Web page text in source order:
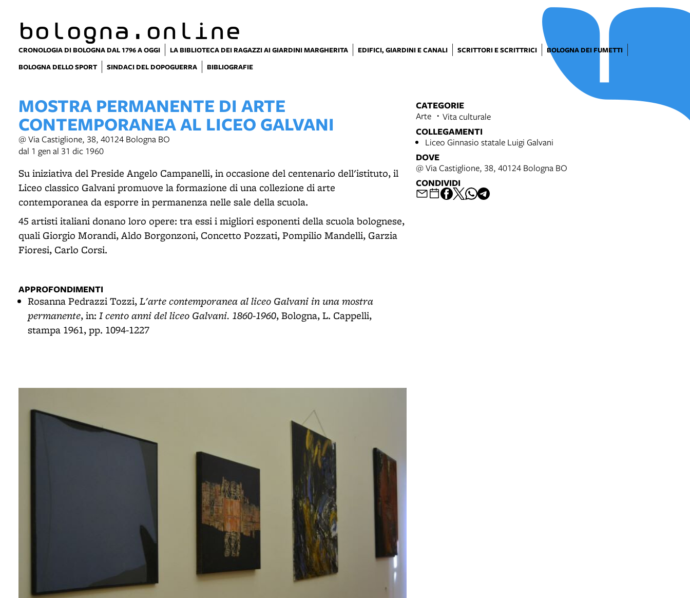
bologna.online
CRONOLOGIA DI BOLOGNA DAL 1796 A OGGI LA BIBLIOTECA DEI RAGAZZI AI GIARDINI MARGHERITA EDIFICI, GIARDINI E CANALI SCRITTORI E SCRITTRICI
BOLOGNA DEI FUMETTI
BOLOGNA DELLO SPORT
SINDACI DEL DOPOGUERRA BIBLIOGRAFIE
MOSTRA PERMANENTE DI ARTE
CONTEMPORANEA AL LICEO GALVANI
@ Via Castiglione, 38, 40124 Bologna BO
dal 1 gen al 31 dic 1960
Su iniziativa del Preside Angelo Campanelli, in occasione del centenario dell'istituto, il
Liceo classico Galvani promuove la formazione di una collezione di arte
contemporanea da esporre in permanenza nelle sale della scuola.
45 artisti italiani donano loro opere: tra essi i migliori esponenti della scuola bolognese,
quali Giorgio Morandi, Aldo Borgonzoni, Concetto Pozzati, Pompilio Mandelli, Garzia
Fioresi, Carlo Corsi.
APPROFONDIMENTI
Rosanna Pedrazzi Tozzi,L'arte contemporanea al liceo Galvani in una mostra
permanente, in: I cento anni del liceo Galvani. 1860-1960, Bologna, L. Cappelli,
stampa 1961, pp. 1094-1227
CATEGORIE
Arte
Vita culturale
COLLEGAMENTI
Liceo Ginnasio statale Luigi Galvani
DOVE
@ Via Castiglione, 38, 40124 Bologna BO
CONDIVIDI